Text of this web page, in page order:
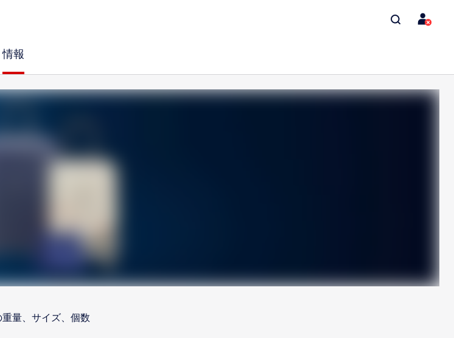
情報
量、サイズ、個数